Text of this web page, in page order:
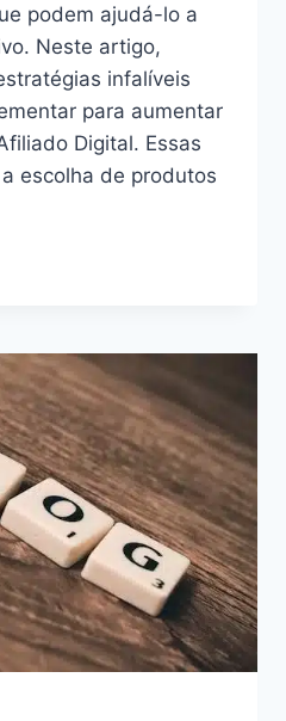
podem ajudá-lo a
Neste artigo,
infalíveis
para aumentar
Digital. Essas
escolha de produtos